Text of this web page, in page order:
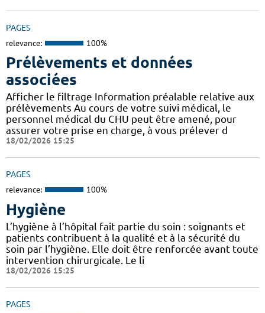
PAGES
relevance: 100%
Prélèvements et données
associées
Afficher le filtrage Information préalable relative aux
prélèvements Au cours de votre suivi médical, le
personnel médical du CHU peut être amené, pour
assurer votre prise en charge, à vous prélever d
18/02/2026 15:25
PAGES
relevance: 100%
Hygiène
L’hygiène à l’hôpital fait partie du soin : soignants et
patients contribuent à la qualité et à la sécurité du
soin par l’hygiène. Elle doit être renforcée avant toute
intervention chirurgicale. Le li
18/02/2026 15:25
PAGES